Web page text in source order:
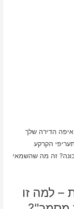
הדירה שלך
הקרקע
זה מה שהשמאי
– למה זו